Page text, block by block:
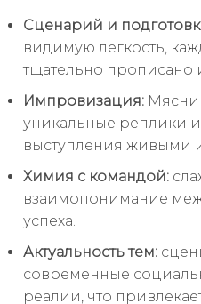
Сценарий и
видимую легкость,
тщательно прописано
Импровизация:
уникальные реплики
выступления живыми
Химия с командой:
взаимопонимание
успеха.
Актуальность тем:
современные
реалии, что